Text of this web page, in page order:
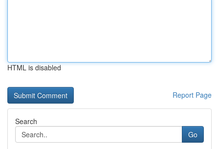
HTML is disabled
Report Page
Search
Go